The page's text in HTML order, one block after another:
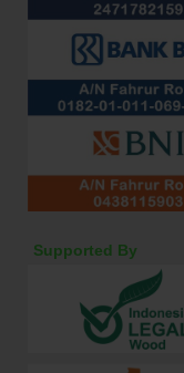
Supported By